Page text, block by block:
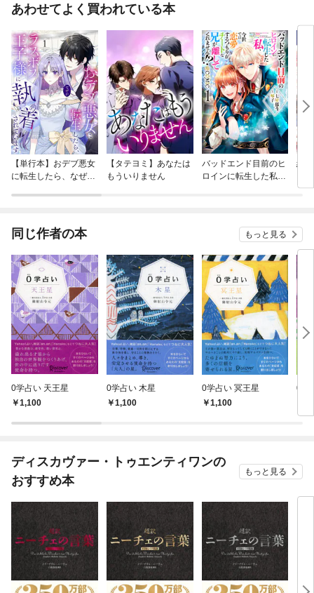
あわせてよく買われている本
【単行本】おデブ悪女
に転生したら、なぜか
【タテヨミ】あなたは
もういりません
バッドエンド目前のヒ
ロインに転生した私、
結
同じ作者の本 もっと見る
0学占い 天王星
1,100
0学占い 木星
1,100
0学占い 冥王星
1,100
0学
ディスカヴァー・トゥエンティワンの
おすすめ本
もっと見る